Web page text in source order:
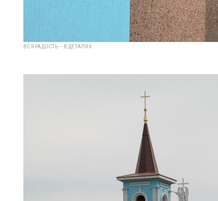
ВСЯ РАДОСТЬ – В ДЕТАЛЯХ.